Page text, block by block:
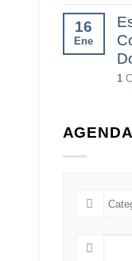
16
Ene
1
AGENDA